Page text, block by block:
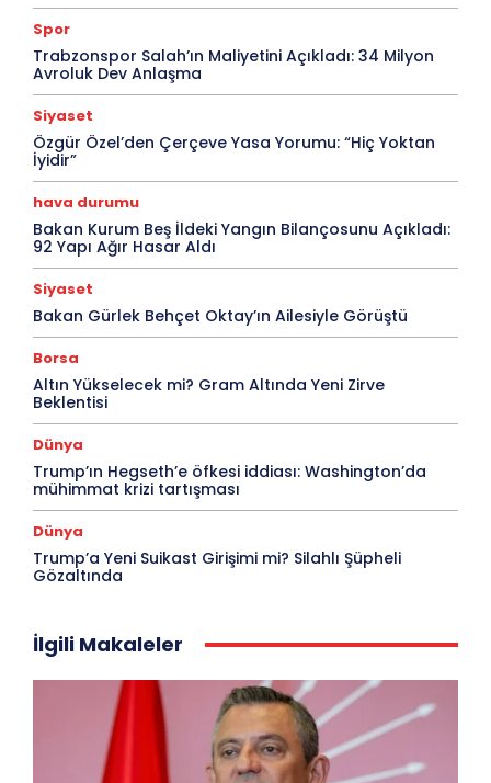
Spor
Trabzonspor Salah’ın Maliyetini Açıkladı: 34 Milyon
Avroluk Dev Anlaşma
Siyaset
Özgür Özel’den Çerçeve Yasa Yorumu: “Hiç Yoktan
İyidir”
hava durumu
Bakan Kurum Beş İldeki Yangın Bilançosunu Açıkladı:
92 Yapı Ağır Hasar Aldı
Siyaset
Bakan Gürlek Behçet Oktay’ın Ailesiyle Görüştü
Borsa
Altın Yükselecek mi? Gram Altında Yeni Zirve
Beklentisi
Dünya
Trump’ın Hegseth’e öfkesi iddiası: Washington’da
mühimmat krizi tartışması
Dünya
Trump’a Yeni Suikast Girişimi mi? Silahlı Şüpheli
Gözaltında
İlgili Makaleler